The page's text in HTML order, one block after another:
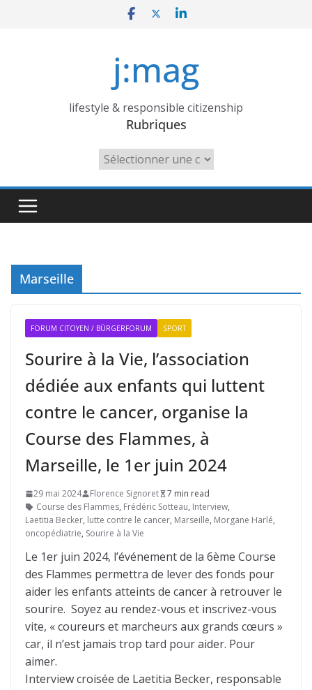
j:mag
lifestyle & responsible citizenship
Rubriques
Rubriques
Marseille
FORUM CITOYEN / BÜRGERFORUM SPORT
Sourire à la Vie, l’association
dédiée aux enfants qui luttent
contre le cancer, organise la
Course des Flammes, à
Marseille, le 1er juin 2024
29 mai 2024 Florence Signoret
7 min read
Course des Flammes, Frédéric Sotteau, Interview,
Laetitia Becker, lutte contre le cancer, Marseille, Morgane Harlé,
oncopédiatrie, Sourire à la Vie
Le 1er juin 2024, l’événement de la 6ème Course
des Flammes permettra de lever des fonds pour
aider les enfants atteints de cancer à retrouver le
sourire. Soyez au rendez-vous et inscrivez-vous
vite, « coureurs et marcheurs aux grands cœurs »
car, il n’est jamais trop tard pour aider. Pour
aimer.
Interview croisée de Laetitia Becker, responsable